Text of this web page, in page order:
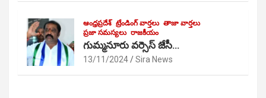
ఆంధ్రప్రదేశ్ ట్రేండింగ్ వార్తలు తాజా వార్తలు
ప్రజా సమస్యలు రాజకీయం
గుమ్మనూరు వర్సెస్ జేసీ…
13/11/2024 Sira News